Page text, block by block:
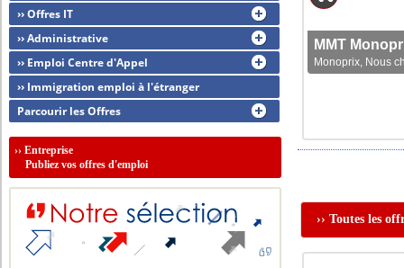
MMT
Monoprix, Nous
›› Toutes les
›› Offres IT
›› Administrative
›› Emploi Centre d'Appel
›› Immigration emploi à l'étranger
Parcourir les Offres
››Entreprise
Publiez vos offres d'emploi